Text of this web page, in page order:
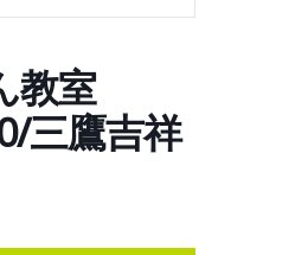
教室
三鷹吉祥